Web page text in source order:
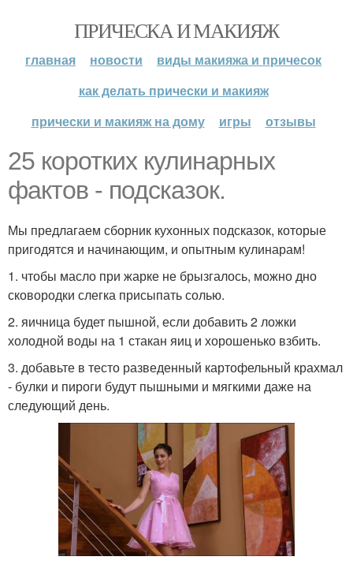
ПРИЧЕСКА И МАКИЯЖ
главная новости
виды макияжа и причесок
как делать прически и макияж
прически и макияж на дому
игры отзывы
25 коротких кулинарных
фактов - подсказок.
Мы предлагаем сборник кухонных подсказок, которые
пригодятся и начинающим, и опытным кулинарам!
1. чтобы масло при жарке не брызгалось, можно дно
сковородки слегка присыпать солью.
2. яичница будет пышной, если добавить 2 ложки
холодной воды на 1 стакан яиц и хорошенько взбить.
3. добавьте в тесто разведенный картофельный крахмал
- булки и пироги будут пышными и мягкими даже на
следующий день.